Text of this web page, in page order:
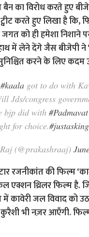
का विरोध करते हुए
करते हुए लिखा है कि,
को ही हमेशा निशाने
में लेने देंगे जैस बीजेपी ने
करने के लिए कदम
#kaalagot to do with
Jds/congress
bjp did with #Padmavat
for choice.#justasking
(@prakashraaj)
रजनीकांत की फिल्म
एक्शन थ्रिलर फिल्म है.
कावेरी जल विवाद को
भी नज़र आएँगी.